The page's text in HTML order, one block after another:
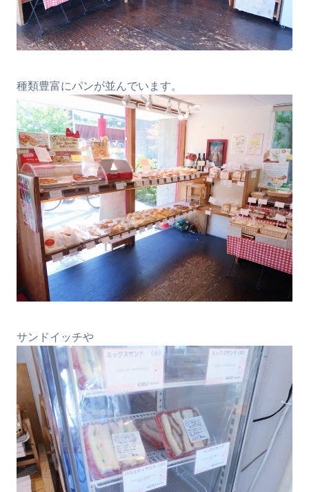
種類豊富にパンが並んでいます。
サンドイッチや